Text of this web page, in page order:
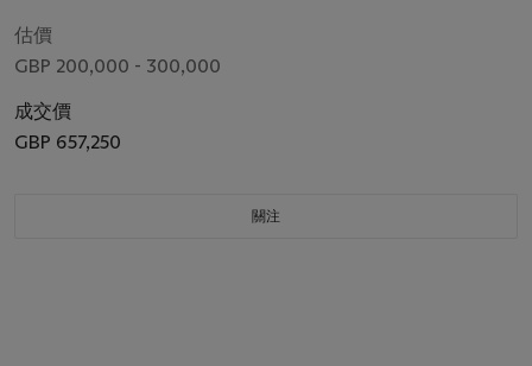
估價
GBP 200,000 - 300,000
成交價
GBP 657,250
關注